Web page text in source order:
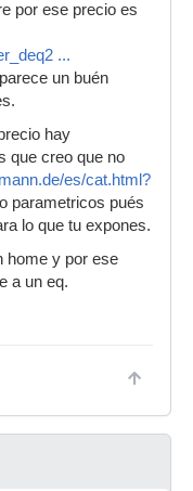
por ese precio es
...
un buén
hay
que creo que no
es/cat.html?
parametricos pués
lo que tu expones.
home y por ese
a un eq.